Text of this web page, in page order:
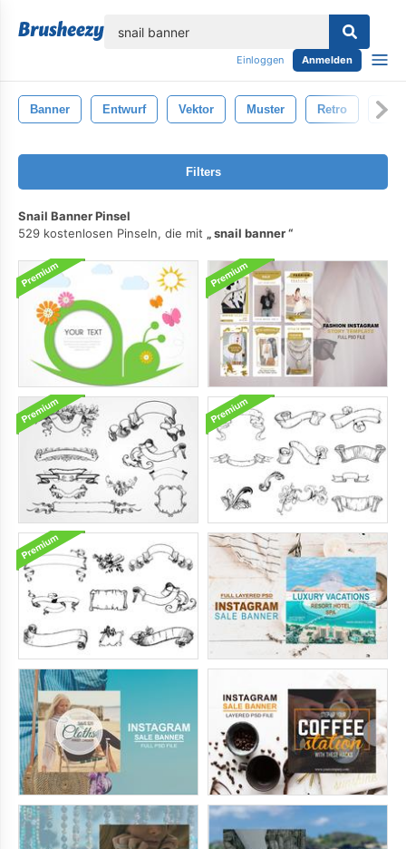
Einloggen Anmelden
Banner Entwurf Vektor Muster Retro
Filters
Snail Banner Pinsel
529 kostenlosen Pinseln, die mit
snail banner